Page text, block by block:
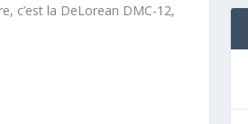
c’est la DeLorean DMC-12,